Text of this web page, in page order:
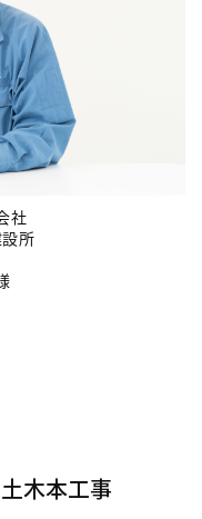
社
所
木本工事